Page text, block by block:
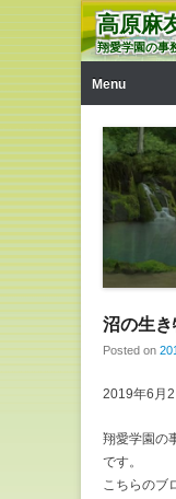
高原麻
翔愛学園の事
Menu
沼の生
Posted on
2019年6月
翔愛学園の
です。
こちらのブ